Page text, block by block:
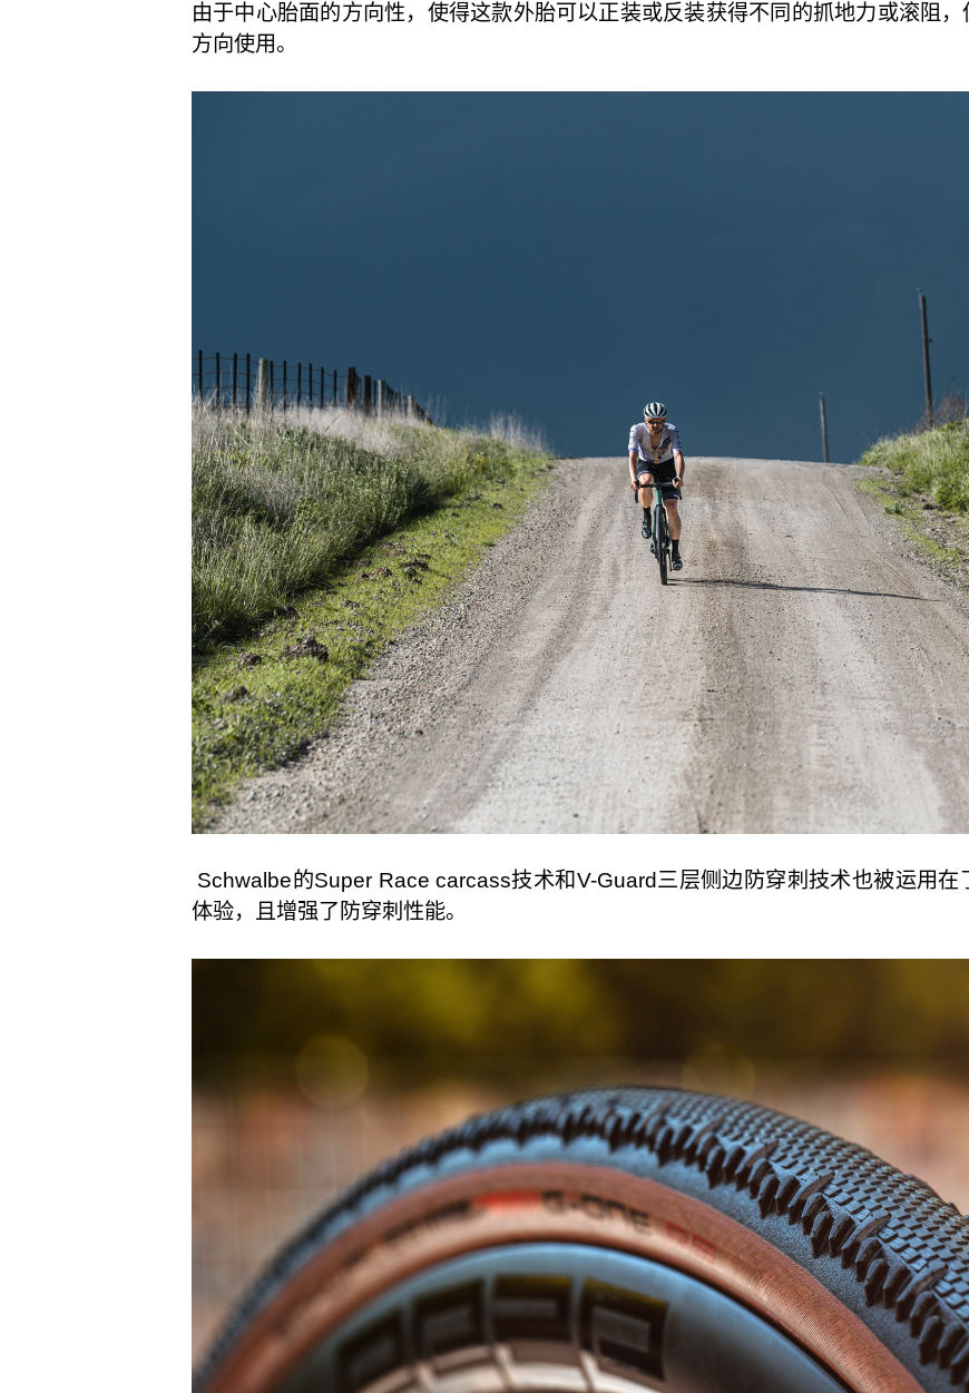
由于中心胎面的方向性，使得这款外胎可以正装或反装获得不同的抓地力或滚阻
方向使用。
Schwalbe的Super Race carcass技术和V-Guard三层侧边防穿刺技术也被运用
体验，且增强了防穿刺性能。